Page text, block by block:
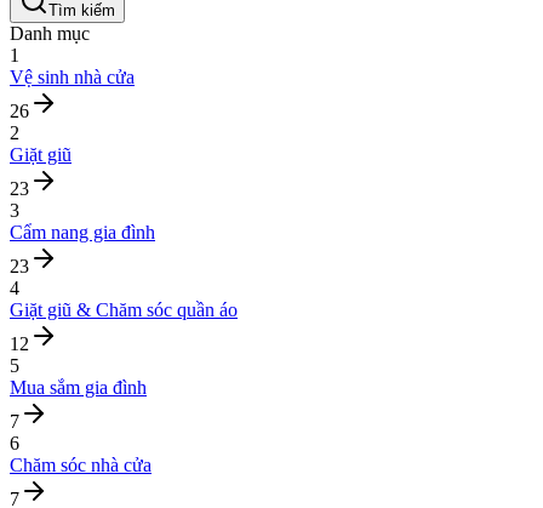
Tìm kiếm
Danh mục
1
Vệ sinh nhà cửa
26
2
Giặt giũ
23
3
Cẩm nang gia đình
23
4
Giặt giũ & Chăm sóc quần áo
12
5
Mua sắm gia đình
7
6
Chăm sóc nhà cửa
7